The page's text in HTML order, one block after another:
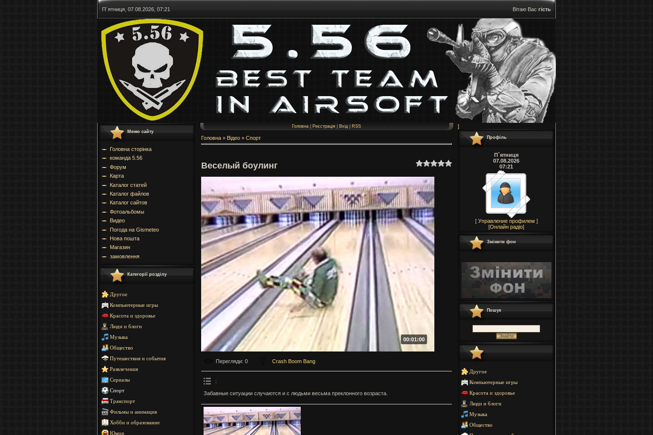
П`ятниця, 07.08.2026, 07:21 Вітаю Вас гість
Меню сайту
Головна сторінка
команда 5.56
Форум
Карта
Каталог статей
Каталог файлов
Каталог сайтов
Фотоальбомы
Видео
Погода на Gismeteo
Нова пошта
Магазин
замовлення
Категорії розділу
Другое
Компьютерные игры
Красота и здоровье
Люди и блоги
Музыка
Общество
Путешествия и события
Развлечения
Сериалы
Спорт
Транспорт
Фильмы и анимация
Хобби и образование
Юмор
Головна Реєстрація Вхід RSS
Головна » Відео » Спорт
Веселый боулинг
00:01:00
Перегляди: 0 Crash Boom Bang
:
Забавные ситуации случаются и с людьми весьма преклонного возраста.
]
Профіль
П`ятниця
07.08.2026
07:21
[ Управление профилем ]
[Онлайн радіо]
Змінити фон
Пошук
Другое
Компьютерные игры
Красота и здоровье
Люди и блоги
Музыка
Общество